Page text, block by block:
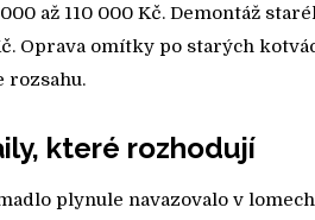
až 110 000 Kč. Demontáž
Oprava omítky po starých
rozsahu.
které rozhodují
plynule navazovalo v